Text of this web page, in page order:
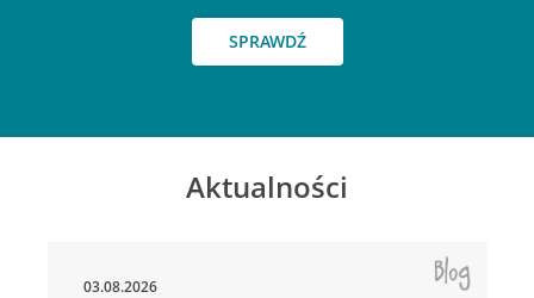
SPRAWDŹ
Aktualności
03.08.2026